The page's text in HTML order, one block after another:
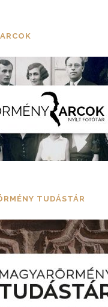
TUDÁSTÁR